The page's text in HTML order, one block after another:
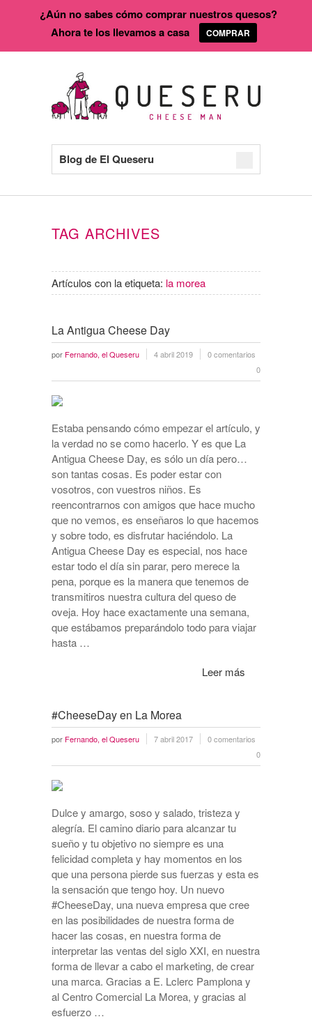
Blog de El Queseru
TAG ARCHIVES
Artículos con la etiqueta: la morea
La Antigua Cheese Day
por Fernando, el Queseru 4 abril 2019
0 comentarios
0
Estaba pensando cómo empezar el artículo, y
la verdad no se como hacerlo. Y es que La
Antigua Cheese Day, es sólo un día pero…
son tantas cosas. Es poder estar con
vosotros, con vuestros niños. Es
reencontrarnos con amigos que hace mucho
que no vemos, es enseñaros lo que hacemos
y sobre todo, es disfrutar haciéndolo. La
Antigua Cheese Day es especial, nos hace
estar todo el día sin parar, pero merece la
pena, porque es la manera que tenemos de
transmitiros nuestra cultura del queso de
oveja. Hoy hace exactamente una semana,
que estábamos preparándolo todo para viajar
hasta …
Leer más
#CheeseDay en La Morea
por Fernando, el Queseru 7 abril 2017
0 comentarios
0
Dulce y amargo, soso y salado, tristeza y
alegría. El camino diario para alcanzar tu
sueño y tu objetivo no siempre es una
felicidad completa y hay momentos en los
que una persona pierde sus fuerzas y esta es
la sensación que tengo hoy. Un nuevo
#CheeseDay, una nueva empresa que cree
en las posibilidades de nuestra forma de
hacer las cosas, en nuestra forma de
interpretar las ventas del siglo XXI, en nuestra
forma de llevar a cabo el marketing, de crear
una marca. Gracias a E. Lclerc Pamplona y
al Centro Comercial La Morea, y gracias al
esfuerzo …
¿Aún no sabes cómo comprar nuestros quesos?
Ahora te los llevamos a casa
COMPRAR